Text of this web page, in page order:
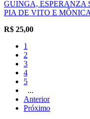
GUINGA, ESPERANZA
PIA DE VITO E
R$ 25,00
1
2
3
4
5
...
Anterior
Próximo